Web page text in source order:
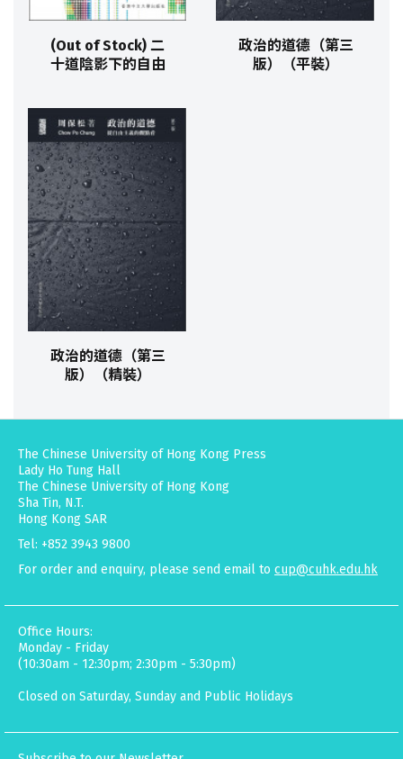
(Out of Stock) 二
十道陰影下的自由
政治的道德（第三
版）（平裝）
政治的道德（第三
版）（精裝）
The Chinese University of Hong Kong Press
Lady Ho Tung Hall
The Chinese University of Hong Kong
Sha Tin, N.T.
Hong Kong SAR
Tel: +852 3943 9800
For order and enquiry, please send email to cup@cuhk.edu.hk
Office Hours:
Monday - Friday
(10:30am - 12:30pm; 2:30pm - 5:30pm)
Closed on Saturday, Sunday and Public Holidays